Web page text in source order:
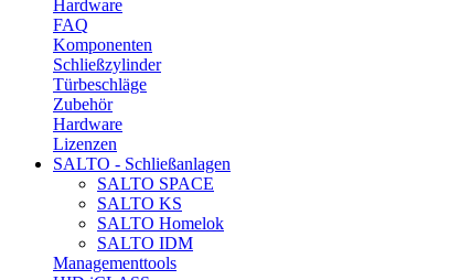
Hardware
FAQ
Komponenten
Schließzylinder
Türbeschläge
Zubehör
Hardware
Lizenzen
SALTO - Schließanlagen
SALTO SPACE
SALTO KS
SALTO Homelok
SALTO IDM
Managementtools